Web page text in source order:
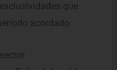
exclusividades que
acordado.